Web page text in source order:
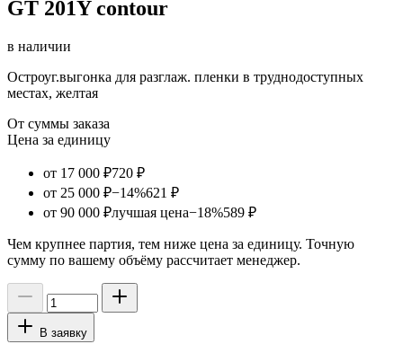
GT 201Y contour
в наличии
Остроуг.выгонка для разглаж. пленки в труднодоступных
местах, желтая
От суммы заказа
Цена за единицу
от 17 000 ₽720 ₽
от 25 000 ₽−14%621 ₽
от 90 000 ₽лучшая цена−18%589 ₽
Чем крупнее партия, тем ниже цена за единицу. Точную
сумму по вашему объёму рассчитает менеджер.
В заявку